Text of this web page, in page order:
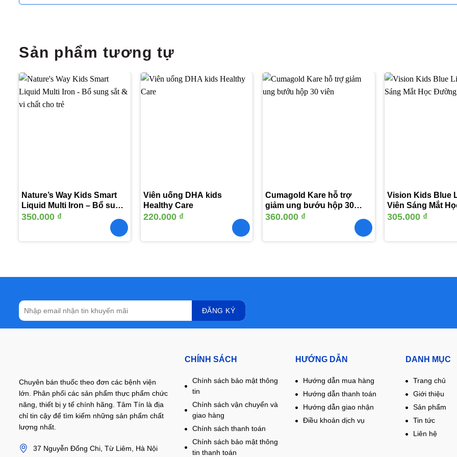
Sản phẩm tương tự
Nature’s Way Kids Smart
Liquid Multi Iron – Bổ sung
sắt & vi chất cho trẻ
350.000 ₫
Viên uống DHA kids
Healthy Care
220.000 ₫
Cumagold Kare hỗ trợ
giảm ung bướu hộp 30
viên
360.000 ₫
Vision Kids Blue
Viên Sáng Mắt
305.000 ₫
Chuyên bán thuốc theo đơn các bệnh viện
lớn. Phân phối các sản phẩm thực phẩm chức
năng, thiết bị y tế chính hãng. Tâm Tín là địa
chỉ tin cậy để tìm kiếm những sản phẩm chất
lượng nhất.
37 Nguyễn Đổng Chi, Từ Liêm, Hà Nội
CHÍNH SÁCH
Chính sách bảo mật thông
tin
Chính sách vận chuyển và
giao hàng
Chính sách thanh toán
Chính sách bảo mật thông
tin thanh toán
HƯỚNG DẪN
Hướng dẫn mua hàng
Hướng dẫn thanh toán
Hướng dẫn giao nhận
Điều khoản dịch vụ
DANH MỤC
Trang chủ
Giới thiệu
Sản phẩm
Tin tức
Liên hệ